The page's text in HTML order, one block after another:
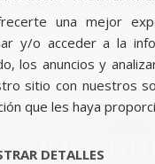
número completo de
una mejor
y/o acceder a la
los anuncios y
sitio con nuestros
que les haya
DETALLES